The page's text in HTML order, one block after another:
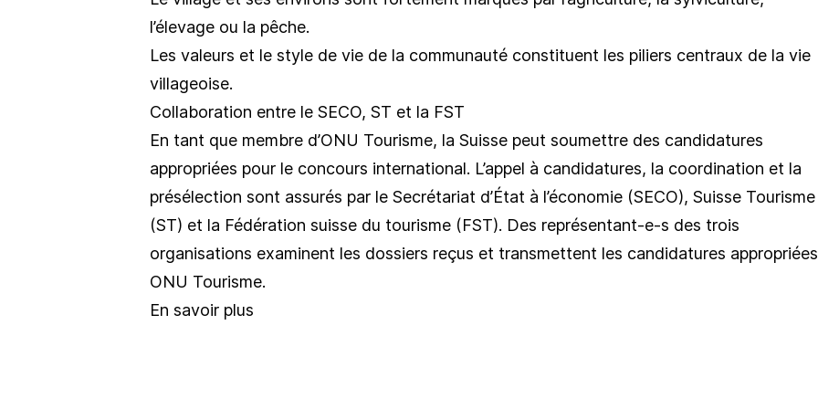
l’élevage ou la pêche.
Les valeurs et le style de vie de la communauté constituent les piliers centraux de la vie
villageoise.
Collaboration entre le SECO, ST et la FST
En tant que membre d’ONU Tourisme, la Suisse peut soumettre des candidatures
appropriées pour le concours international. L’appel à candidatures, la coordination et la
présélection sont assurés par le Secrétariat d’État à l’économie (SECO), Suisse Tourisme
(ST) et la Fédération suisse du tourisme (FST). Des représentant-e-s des trois
organisations examinent les dossiers reçus et transmettent les candidatures
ONU Tourisme.
En savoir plus